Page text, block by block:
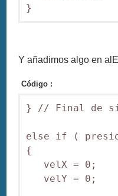
Y añadimos algo en
Código :
} // Final de
else if (
{
velX = 0;
velY = 0;